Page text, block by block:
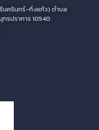
นครินทร์-กิ่งแก้ว) ตำบล
รปราการ 10540